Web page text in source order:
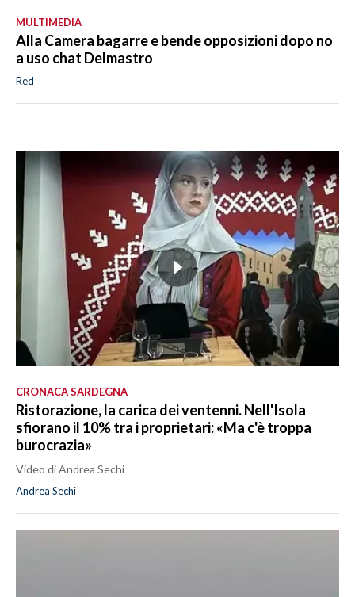
MULTIMEDIA
Alla Camera bagarre e bende opposizioni dopo no
a uso chat Delmastro
Red
CRONACA SARDEGNA
Ristorazione, la carica dei ventenni. Nell'Isola
sfiorano il 10% tra i proprietari: «Ma c'è troppa
burocrazia»
Video di Andrea Sechi
Andrea Sechi